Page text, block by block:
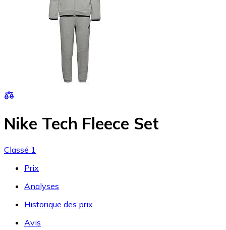
Nike Tech Fleece Set
Classé 1
Prix
Analyses
Historique des prix
Avis